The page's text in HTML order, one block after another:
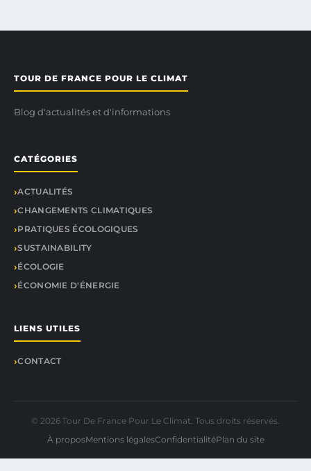
TOUR DE FRANCE POUR LE CLIMAT
Blog d'actualités et d'informations
CATÉGORIES
ACTUALITÉS
CHANGEMENTS CLIMATIQUES
PRATIQUES ÉCOLOGIQUES
SUSTAINABILITY
ÉCOLOGIE
ÉCONOMIE D'ÉNERGIE
LIENS UTILES
CONTACT
© 2026 Tour De France Pour Le Climat. Tous droits réservés.
À proposMentions légalesConfidentialitéPlan du site